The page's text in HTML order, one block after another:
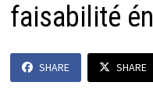
faisabilité
SHARE SHARE